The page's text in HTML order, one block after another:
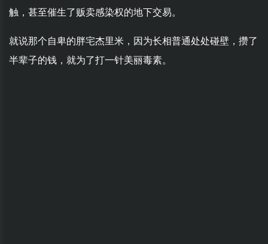
触，甚至催生了贩卖感染权的地下交易。
就说那个自卑的胖宅杰里米，因为长相普通处处碰壁，攒了
半辈子的钱，就为了打一针美丽毒素。